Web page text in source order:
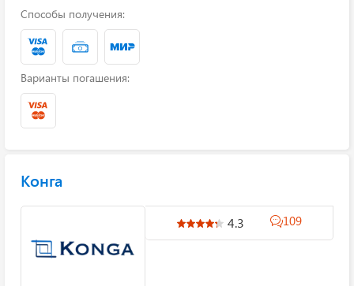
Способы получения:
Варианты погашения:
Конга
4.3 109